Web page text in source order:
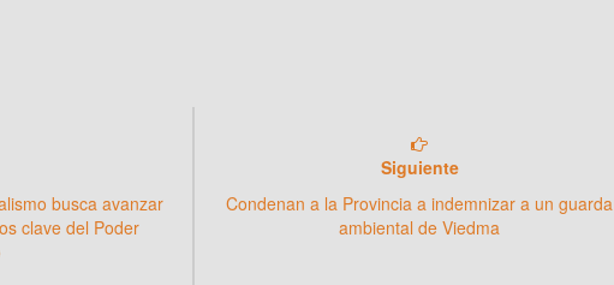
busca avanzar
clave del Poder
Siguiente
Condenan a la Provincia a indemnizar a un guarda
ambiental de Viedma